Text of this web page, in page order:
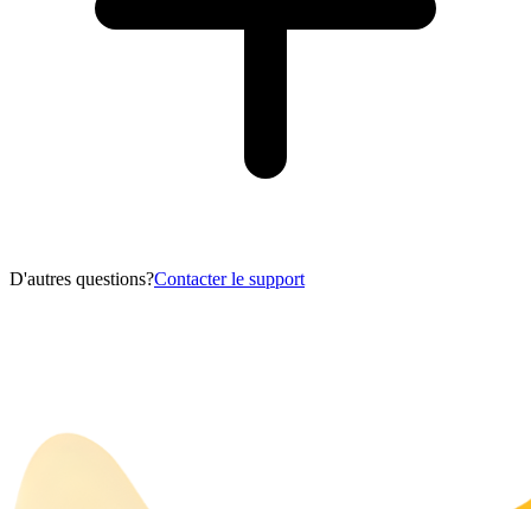
D'autres questions?Contacter le support